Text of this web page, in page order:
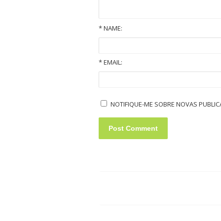
*NAME:
*EMAIL:
NOTIFIQUE-ME SOBRE NOVAS